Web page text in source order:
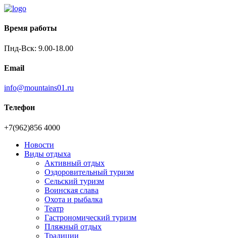
Время работы
Пнд-Вск: 9.00-18.00
Email
info@mountains01.ru
Телефон
+7(962)856 4000
Новости
Виды отдыха
Активный отдых
Оздоровительный туризм
Сельский туризм
Воинская слава
Охота и рыбалка
Театр
Гастрономический туризм
Пляжный отдых
Традиции